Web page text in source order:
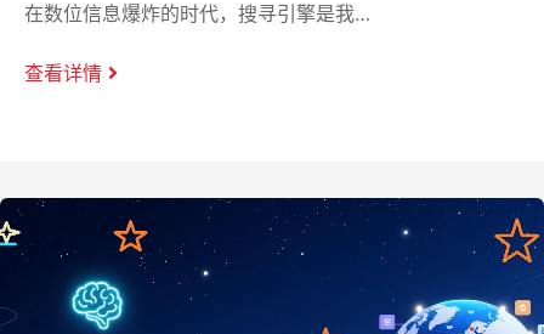
在数位信息爆炸的时代，搜寻引擎是我…
查看详情